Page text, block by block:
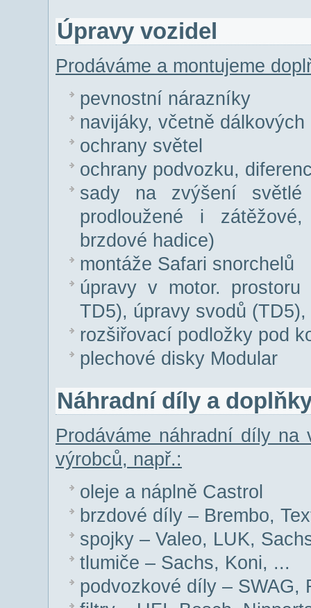
Úpravy vozidel
Prodáváme a montujeme
pevnostní nárazníky
navijáky, včetně
ochrany světel
ochrany podvozku,
sady na zvýšení
prodloužené i
brzdové hadice)
montáže Safari snorchelů
úpravy v motor.
TD5), úpravy svodů
rozšiřovací podložky pod
plechové disky Modular
Náhradní díly a
Prodáváme náhradní díly
výrobců, např.:
oleje a náplně Castrol
brzdové díly – Brembo,
spojky – Valeo, LUK,
tlumiče – Sachs, Koni, ...
podvozkové díly – SWAG,